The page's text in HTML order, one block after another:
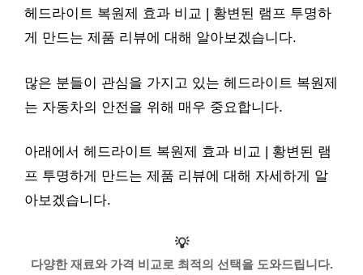
헤드라이트 복원제 효과 비교 | 황변된 램프 투명하
게 만드는 제품 리뷰에 대해 알아보겠습니다.
많은 분들이 관심을 가지고 있는 헤드라이트 복원제
는 자동차의 안전을 위해 매우 중요합니다.
아래에서 헤드라이트 복원제 효과 비교 | 황변된 램
프 투명하게 만드는 제품 리뷰에 대해 자세하게 알
아보겠습니다.
💡
다양한 재료와 가격 비교로 최적의 선택을 도와드립니다.